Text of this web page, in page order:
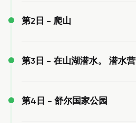
第2日 - 爬山
第3日 - 在山湖潜水。 潜水营
第4日 - 舒尔国家公园